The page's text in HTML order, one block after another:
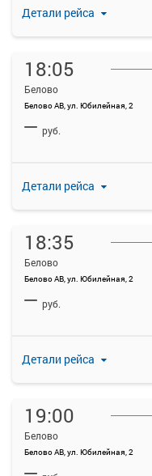
Детали рейса
18:05
Белово
Белово АВ, ул. Юбилейная, 2
Детали рейса
— руб.
18:35
Белово
Белово АВ, ул. Юбилейная, 2
Детали рейса
— руб.
19:00
Белово
Белово АВ, ул. Юбилейная, 2